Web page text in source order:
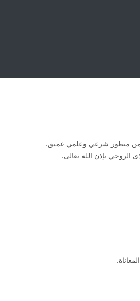
منظور شرعي وعلمي عميق.
الروحي بإذن الله تعالى.